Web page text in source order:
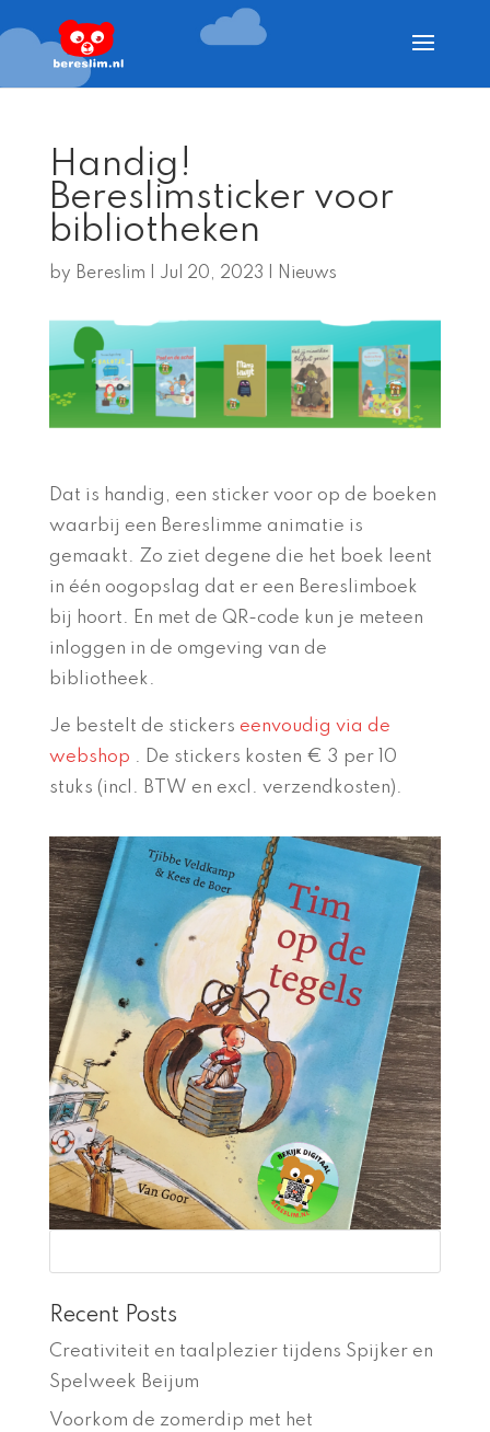
Handig!
Bereslimsticker voor
bibliotheken
by Bereslim Jul 20, 2023 Nieuws
Dat is handig, een sticker voor op de boeken
waarbij een Bereslimme animatie is
gemaakt. Zo ziet degene die het boek leent
in één oogopslag dat er een Bereslimboek
bij hoort. En met de QR-code kun je meteen
inloggen in de omgeving van de
bibliotheek.
Je bestelt de stickers eenvoudig via de
webshop . De stickers kosten € 3 per 10
stuks (incl. BTW en excl. verzendkosten).
Recent Posts
Creativiteit en taalplezier tijdens Spijker en
Spelweek Beijum
Voorkom de zomerdip met het